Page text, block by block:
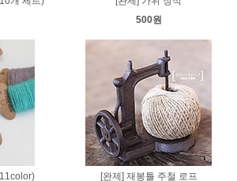
500원
[완제] 재봉틀 주철 로프